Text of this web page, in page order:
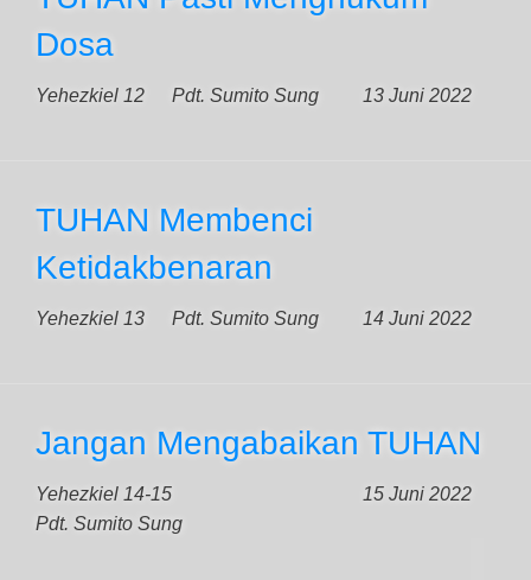
Dosa
Yehezkiel 12 13 Juni 2022
Pdt. Sumito Sung
TUHAN Membenci
Ketidakbenaran
Yehezkiel 13 14 Juni 2022
Pdt. Sumito Sung
Jangan Mengabaikan TUHAN
Yehezkiel 14-15
15 Juni 2022
Pdt. Sumito Sung